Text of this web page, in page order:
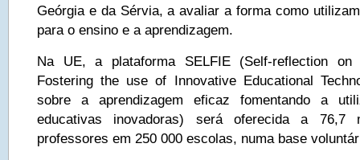
Geórgia e da Sérvia, a avaliar a forma como
para o ensino e a aprendizagem.
Na UE, a plataforma SELFIE (Self-reflection on
Fostering the use of Innovative Educational
sobre a aprendizagem eficaz fomentando a
educativas inovadoras) será oferecida a 76,7
professores em 250 000 escolas, numa base